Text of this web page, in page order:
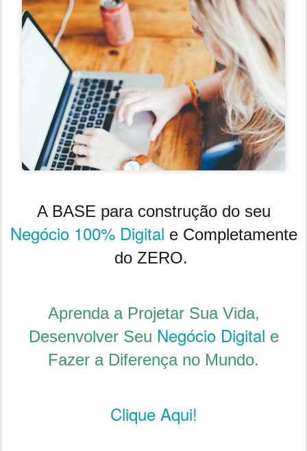
A BASE para construção do seu
Negócio 100% Digital e Completamente
do ZERO.
Aprenda a Projetar Sua Vida,
Desenvolver Seu Negócio Digital e
Fazer a Diferença no Mundo.
Clique Aqui!